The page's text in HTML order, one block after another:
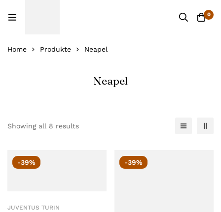
0
Home Produkte Neapel
Neapel
Showing all 8 results
-39%
JUVENTUS TURIN
-39%